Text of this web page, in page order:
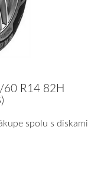
60 R14 82H
spolu s diskami